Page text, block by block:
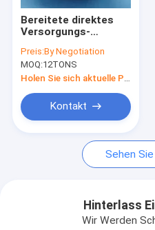
Bereitete direktes
Versorgungs-
Fabrik Spinnfaser-
Schleppseil auf
Preis:By Negotiation
MOQ:12TONS
Kontakt
Sehen
Hinterlass
Wir Werden